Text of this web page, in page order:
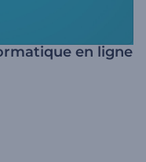
en ligne